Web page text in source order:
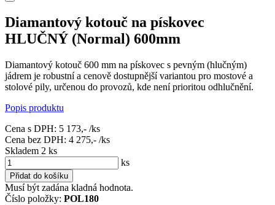
Diamantový kotouč na pískovec
HLUČNÝ (Normal) 600mm
Diamantový kotouč 600 mm na pískovec s pevným (hlučným)
jádrem je robustní a cenově dostupnější variantou pro mostové a
stolové pily, určenou do provozů, kde není prioritou odhlučnění.
Popis produktu
Cena s DPH: 5 173,- /ks
Cena bez DPH: 4 275,- /ks
Skladem 2 ks
ks
Přidat do košíku
Musí být zadána kladná hodnota.
Číslo položky: POL180